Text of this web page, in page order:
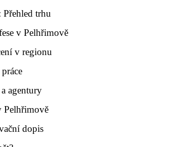
Přehled trhu
v Pelhřimově
v regionu
agentury
Pelhřimově
dopis